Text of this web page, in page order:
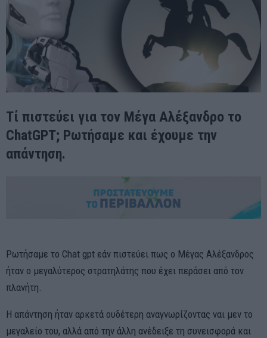
Τί πιστεύει για τον Μέγα Αλέξανδρο το
ChatGPT; Ρωτήσαμε και έχουμε την
απάντηση.
Ρωτήσαμε το Chat gpt εάν πιστεύει πως ο Μέγας Αλέξανδρος
ήταν ο μεγαλύτερος στρατηλάτης που έχει περάσει από τον
πλανήτη.
Η απάντηση ήταν αρκετά ουδέτερη αναγνωρίζοντας ναι μεν το
μεγαλείο του, αλλά από την άλλη ανέδειξε τη συνεισφορά και